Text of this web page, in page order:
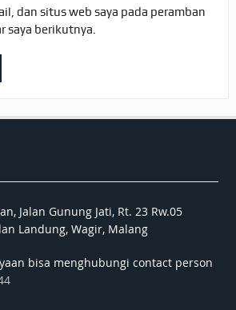
dan situs web saya pada peramban
saya berikutnya.
Jalan Gunung Jati, Rt. 23 Rw.05
Landung, Wagir, Malang
bisa menghubungi contact person